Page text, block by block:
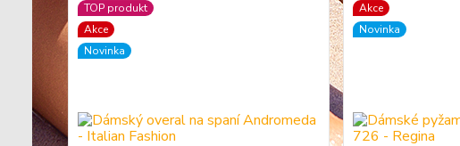
TOP produkt
Akce
Novinka
Akce
Novinka